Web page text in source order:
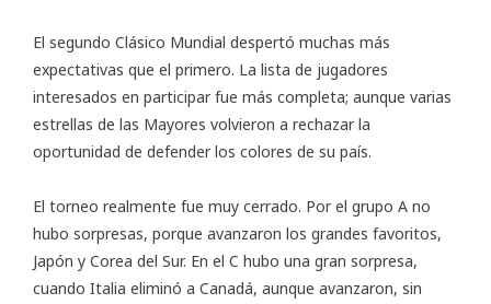
El segundo Clásico Mundial despertó muchas más
expectativas que el primero. La lista de jugadores
interesados en participar fue más completa; aunque varias
estrellas de las Mayores volvieron a rechazar la
oportunidad de defender los colores de su país.
El torneo realmente fue muy cerrado. Por el grupo A no
hubo sorpresas, porque avanzaron los grandes favoritos,
Japón y Corea del Sur. En el C hubo una gran sorpresa,
cuando Italia eliminó a Canadá, aunque avanzaron, sin